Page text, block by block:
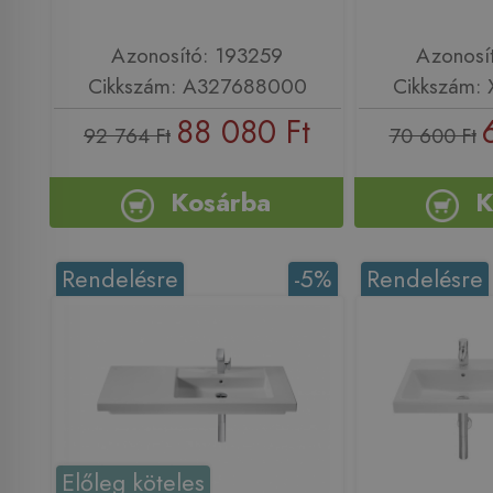
Azonosító: 193259
Cikkszám: A327688000
92 764 Ft 88 080 Ft
Kosárba
Cikkszám:
70 600 Ft
-5%
Rendelésre
Előleg köteles
Rendelésre